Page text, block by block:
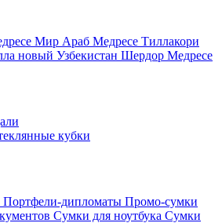
Мир Араб Медресе Тиллакори
новый Узбекистан Шердор Медресе
кубки
Портфели-дипломаты Промо-сумки
Сумки для ноутбука Сумки